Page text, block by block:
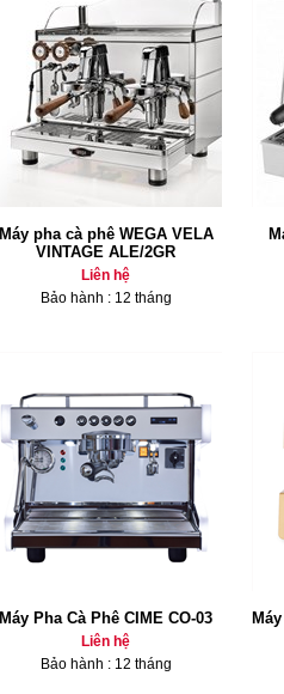
Máy pha cà phê WEGA VELA
VINTAGE ALE/2GR
Liên hệ
Bảo hành : 12 tháng
Máy Pha Cà Phê CIME CO-03
Liên hệ
Bảo hành : 12 tháng